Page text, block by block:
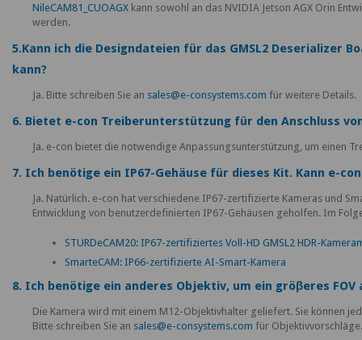
NileCAM81_CUOAGXkann sowohl an das NVIDIA Jetson AGX Orin
werden.
5.Kann ich die Designdateien für das GMSL2 Deserializer
kann?
Ja. Bitte schreiben Sie an sales@e-consystems.com für weitere Details.
6. Bietet e-con Treiberunterstützung für den Anschluss
Ja. e-con bietet die notwendige Anpassungsunterstützung, um einen
7. Ich benötige ein IP67-Gehäuse für dieses Kit. Kann e-
Ja. Natürlich. e-con hat verschiedene IP67-zertifizierte Kameras und
Entwicklung von benutzerdefinierten IP67-Gehäusen geholfen. Im
STURDeCAM20: IP67-zertifiziertes Voll-HD GMSL2 HDR-
SmarteCAM: IP66-zertifizierte AI-Smart-Kamera
8. Ich benötige ein anderes Objektiv, um ein gröβeres FOV
Die Kamera wird mit einem M12-Objektivhalter geliefert. Sie können
Bitte schreiben Sie an sales@e-consystems.com für Objektivvorschläge.